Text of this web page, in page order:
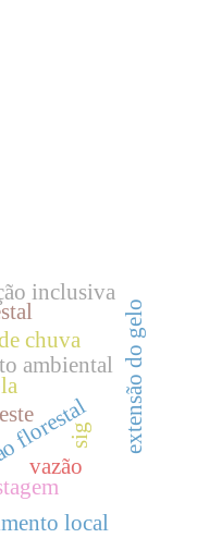
ambiental
vazão
chuva extensão do gelo
local
inclusiva
sig